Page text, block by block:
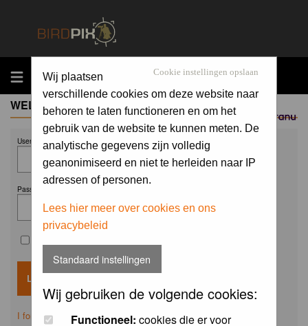
MENU
Sponsored by
Cookie instellingen opslaan
Wij plaatsen
verschillende cookies om deze website naar
behoren te laten functioneren en om het
gebruik van de website te kunnen meten. De
analytische gegevens zijn volledig
geanonimiseerd en niet te herleiden naar IP
adressen of personen.
Lees hier meer over cookies en ons
privacybeleid
Standaard instellingen
Wij gebruiken de volgende cookies:
Functioneel: cookies die er voor
WELCOME GUEST
Username:
Password:
I forgot my password